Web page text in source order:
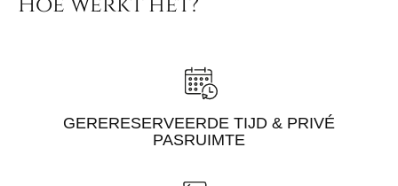
GERERESERVEERDE TIJD & PRIVÉ
PASRUIMTE